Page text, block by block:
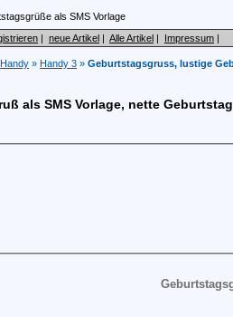
| neue Artikel | Alle Artikel | Impressum |
Handy » Handy 3 » Geburtstagsgruss, lustige
als SMS Vorlage, nette